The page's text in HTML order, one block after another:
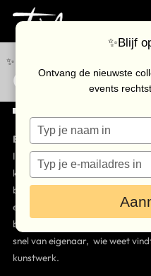
✨Blijf op de hoogte van de
onze
Collectie
Galerie
Kunstenaars
Outlet
Bezoek de galerie
Inkoop
Verhuur
Outlet
Bijzondere kunst, speciaal
In onze Outlet Kunst Collectie in
kunstwerken die via inruil of
binnengekomen. Elk stuk is
en conditie, zodat u met een
betaalbare kwaliteit. De oplages
snel van eigenaar, wie weet
kunstwerk.
✨Blijf
Ontvang de nieuwste
events
Typ
je
naam
Typ
je
e-
in